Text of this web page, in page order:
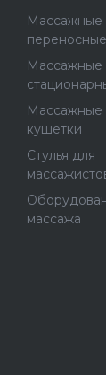
Массажные
переносные
Массажные
Массажные
кушетки
Стулья для
массажа